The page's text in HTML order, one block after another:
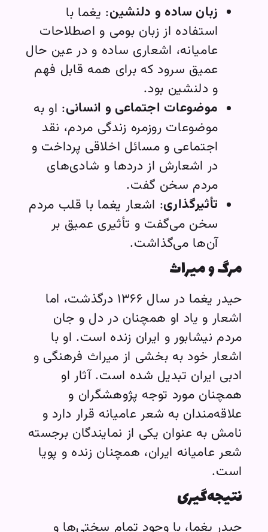
زبان ساده و دلنشین: یغما با
استفاده از زبان بومی و اصطلاحات
عامیانه، اشعاری ساده و در عین حال
عمیق سرود که برای همه قابل فهم
و دلنشین بود.
موضوعات اجتماعی و انسانی: او به
موضوعات روزمره زندگی مردم، نقد
اجتماعی و مسائل اخلاقی پرداخت و
در اشعارش از دردها و شادی‌های
مردم سخن گفت.
تأثیرگذاری: اشعار یغما با قلب مردم
سخن می‌گفت و تأثیری عمیق بر
آن‌ها می‌گذاشت.
مرگ و میراث
حیدر یغما در سال ۱۳۶۶ درگذشت، اما
اشعار و یاد او همچنان در دل و جان
مردم نیشابور و ایران زنده است. او با
اشعار خود به بخشی از میراث فرهنگی و
ادبی ایران تبدیل شده است. آثار او
همچنان مورد توجه پژوهشگران و
علاقه‌مندان به شعر عامیانه قرار دارد و
نامش به عنوان یکی از نمایندگان برجسته
شعر عامیانه ایران، همچنان زنده و پویا
است.
نتیجه‌گیری
حیدر یغما، با وجود تمام سختی‌ها و